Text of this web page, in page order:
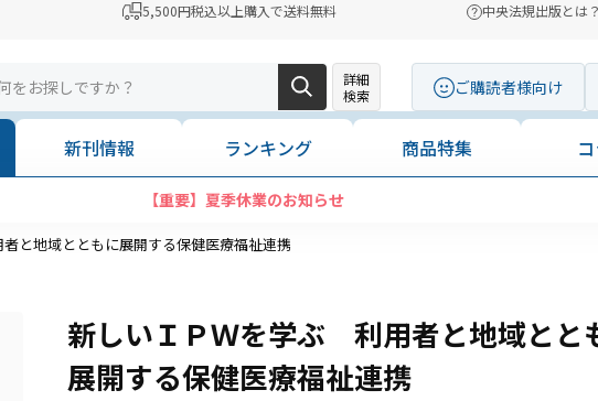
5,500円税込以上購入で送料無料 中央法規出版とは
詳細
検索
ご購読者様向け
新刊情報 ランキング 商品特集
【重要】夏季休業のお知らせ
と地域とともに展開する保健医療福祉連携
新しいＩＰＷを学ぶ 利用者と地域とと
展開する保健医療福祉連携